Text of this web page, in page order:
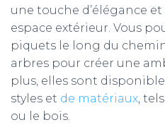
une touche d’élégance
espace extérieur. Vous
piquets le long du
arbres pour créer une
plus, elles sont
styles et de matériaux,
ou le bois.